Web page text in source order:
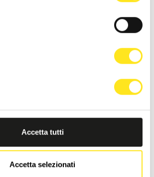
Accetta tutti
Accetta selezionati